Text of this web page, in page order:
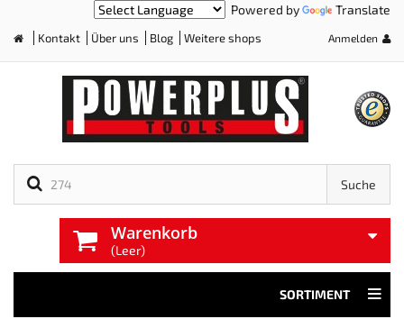
Powered by Translate
Kontakt Über uns Blog Weitere shops Anmelden
Suche
Warenkorb
(Leer)
SORTIMENT